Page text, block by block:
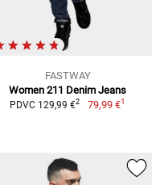
FASTWAY
Women 211 Denim Jeans
PDVC 129,99 €2 79,99 €1